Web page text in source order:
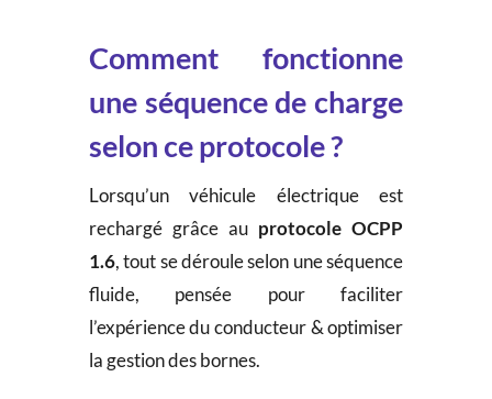
Comment fonctionne
une séquence de charge
selon ce protocole ?
Lorsqu’un véhicule électrique est
rechargé grâce au protocole OCPP
1.6, tout se déroule selon une séquence
fluide, pensée pour faciliter
l’expérience du conducteur & optimiser
la gestion des bornes.